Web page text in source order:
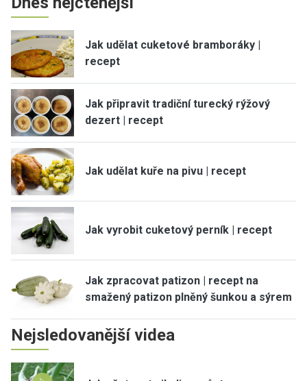
Jak udělat cuketové bramboráky |
recept
Jak připravit tradiční turecký rýžový
dezert | recept
Jak udělat kuře na pivu | recept
Jak vyrobit cuketový perník | recept
Jak zpracovat patizon | recept na
smažený patizon plněný šunkou a sýrem
Nejsledovanější videa